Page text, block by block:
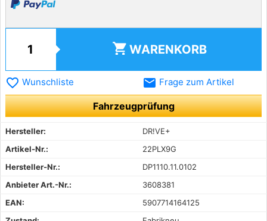
shopping_cart WARENKORB
favorite_border Wunschliste email Frage zum Artikel
Fahrzeugprüfung
Hersteller:
DR!VE+
Artikel-Nr.:
22PLX9G
Hersteller-Nr.:
DP1110.11.0102
Anbieter Art.-Nr.:
3608381
EAN:
5907714164125